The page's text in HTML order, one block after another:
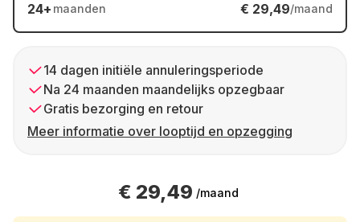
24+ maanden € 29,49/maand
14 dagen initiële annuleringsperiode
Na 24 maanden maandelijks opzegbaar
Gratis bezorging en retour
Meer informatie over looptijd en opzegging
€ 29,49 /maand